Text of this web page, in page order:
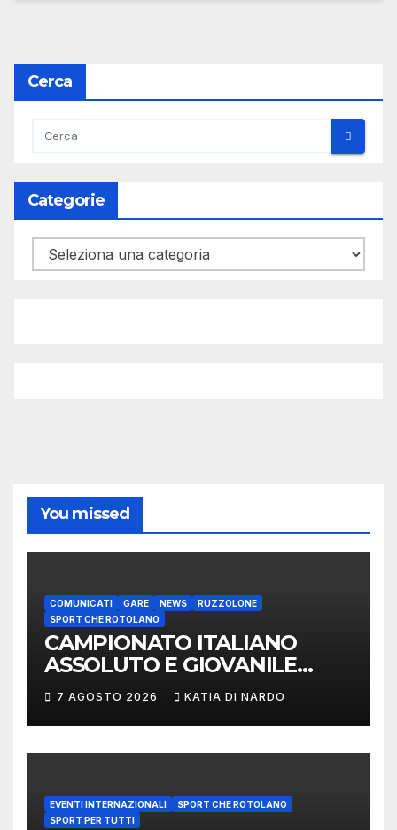
Cerca
Categorie
Categorie
You missed
COMUNICATI GARE NEWS
RUZZOLONE
SPORT CHE ROTOLANO
CAMPIONATO ITALIANO
ASSOLUTO E GIOVANILE
LANCIO DEL RUZZOLONE
7 AGOSTO 2026 KATIA DI NARDO
EVENTI INTERNAZIONALI
SPORT CHE ROTOLANO
SPORT PER TUTTI